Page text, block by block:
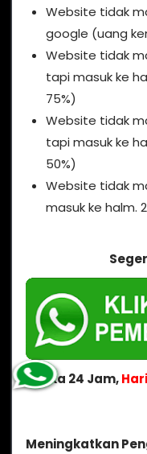
Website tidak
google (uang
Website tidak
tapi masuk ke
75%)
Website tidak
tapi masuk ke
50%)
Website tidak
masuk ke halm.
Buka 24 Jam,
Meningkatkan